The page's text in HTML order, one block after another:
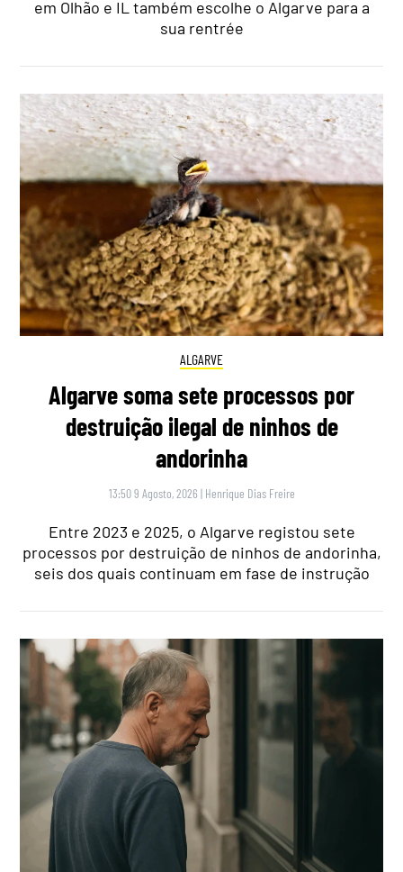
em Olhão e IL também escolhe o Algarve para a
sua rentrée
ALGARVE
Algarve soma sete processos por
destruição ilegal de ninhos de
andorinha
13:50 9 Agosto, 2026 | Henrique Dias Freire
Entre 2023 e 2025, o Algarve registou sete
processos por destruição de ninhos de andorinha,
seis dos quais continuam em fase de instrução